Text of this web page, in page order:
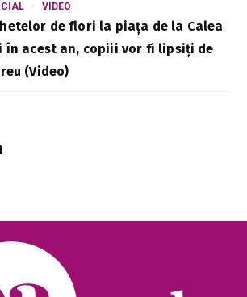
VIDEO
de flori la piața de la Calea
în acest an, copiii vor fi lipsiți de
(Video)